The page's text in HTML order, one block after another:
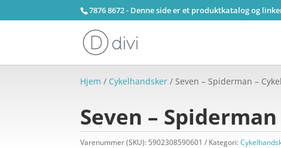
7876 8672 - Denne side er et produktkatalog og
Hjem / Cykelhandsker / Seven – Spiderman –
Seven –
Varenummer (SKU): 5902308590601 Kategori: